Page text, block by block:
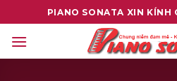
to
content
PIANO SONATA XIN KÍNH